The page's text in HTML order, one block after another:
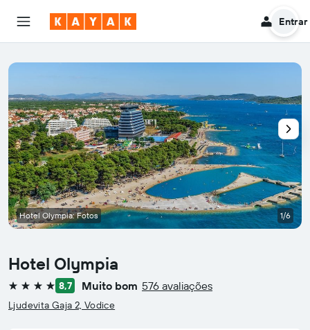
Entrar
Hotel Olympia
4 estrelas 8,7 Muito bom 576 avaliações
Ljudevita Gaja 2, Vodice
Hotel Olympia: Fotos 1/6